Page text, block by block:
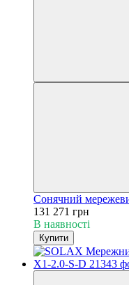
Сонячний
131 271 грн
В наявності
Купити